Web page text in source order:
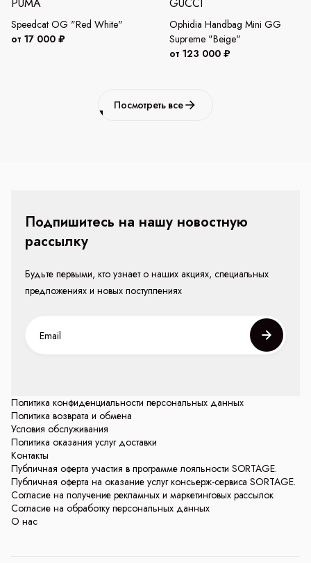
PUMA
Speedcat OG "Red White"
от 17 000 ₽
GUCCI
Ophidia Handbag Mini GG
Supreme "Beige"
от 123 000 ₽
Посмотреть все
Политика конфиденциальности персональных данных
Политика возврата и обмена
Условия обслуживания
Политика оказания услуг доставки
Контакты
Публичная оферта участия в программе лояльности SORTAGE.
Публичная оферта на оказание услуг консьерж-сервиса SORTAGE.
Согласие на получение рекламных и маркетинговых рассылок
Согласие на обработку персональных данных
О нас
Подпишитесь на нашу новостную
рассылку
Будьте первыми, кто узнает о наших акциях, специальных
предложениях и новых поступлениях